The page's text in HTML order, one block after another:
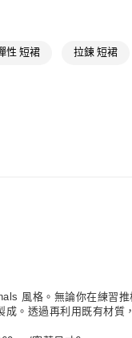
性 短裙 拉鍊 短裙
風格。無論你在練習
。透過再利用既有材